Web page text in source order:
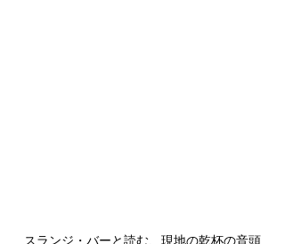
スランジ・バーと読む、現地の乾杯の音頭